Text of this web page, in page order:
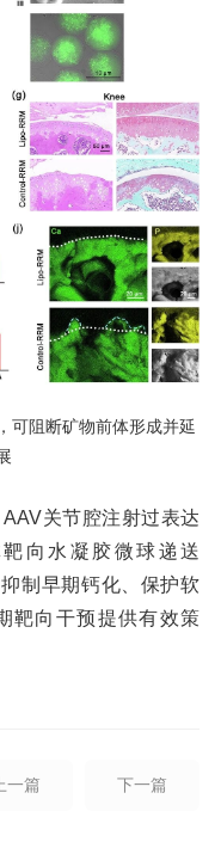
可阻断矿物前体形成并延
关节腔注射过表达
向水凝胶微球递送
制早期钙化、保护软
靶向干预提供有效策
下一篇
上一篇